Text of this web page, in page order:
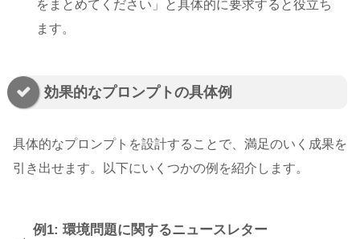
をまとめてください」と具体的に要求すると役立ち
ます。
効果的なプロンプトの具体例
具体的なプロンプトを設計することで、満足のいく成果を
引き出せます。以下にいくつかの例を紹介します。
例1: 環境問題に関するニュースレター